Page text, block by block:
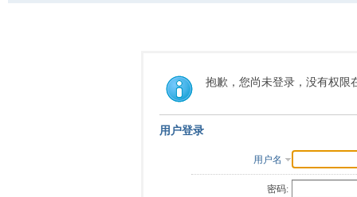
抱歉，您尚未登录，没有权限
用户登录
用户名
密码: